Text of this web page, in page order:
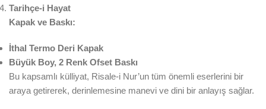
Tarihçe-i Hayat
Kapak ve Baskı:
İthal Termo Deri Kapak
Büyük Boy, 2 Renk Ofset Baskı
Bu kapsamlı külliyat, Risale-i Nur’un tüm önemli eserlerini bir
araya getirerek, derinlemesine manevi ve dini bir anlayış sağlar.